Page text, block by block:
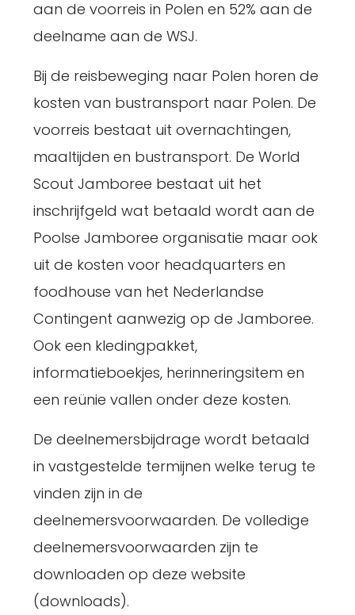
aan de voorreis in Polen en 52% aan de
deelname aan de WSJ.
Bij de reisbeweging naar Polen horen de
kosten van bustransport naar Polen. De
voorreis bestaat uit overnachtingen,
maaltijden en bustransport. De World
Scout Jamboree bestaat uit het
inschrijfgeld wat betaald wordt aan de
Poolse Jamboree organisatie maar ook
uit de kosten voor headquarters en
foodhouse van het Nederlandse
Contingent aanwezig op de Jamboree.
Ook een kledingpakket,
informatieboekjes, herinneringsitem en
een reünie vallen onder deze kosten.
De deelnemersbijdrage wordt betaald
in vastgestelde termijnen welke terug te
vinden zijn in de
deelnemersvoorwaarden. De volledige
deelnemersvoorwaarden zijn te
downloaden op deze website
(downloads).